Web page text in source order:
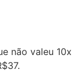
não valeu 10x